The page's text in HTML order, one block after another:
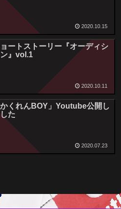
2020.10.15
ートストーリー『オーディシ
ン』vol.1
2020.10.11
くれんBOY」Youtube公開し
た
2020.07.23